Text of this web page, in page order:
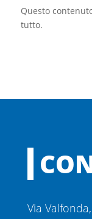
Questo
tutto.
Via